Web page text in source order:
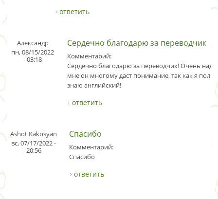
ответить
Александр
пн, 08/15/2022
- 03:18
Сердечно благодарю за переводчик
Комментарий:
Сердечно благодарю за переводчик! Очень
мне он многому даст понимание, так как я
знаю английский!
ответить
Ashot Kakosyan
вс, 07/17/2022 -
20:56
Спасибо
Комментарий:
Спасибо
ответить